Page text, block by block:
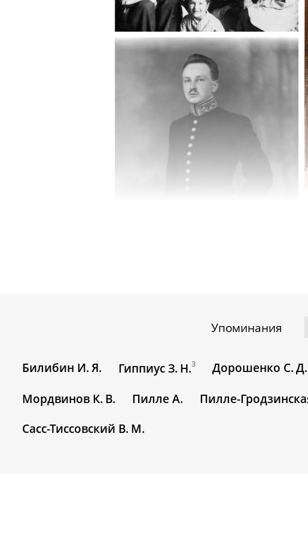
Упоминания
Билибин И. Я. Гиппиус З. Н.3 Дорошенко С. Д.
Мордвинов К. В.
Пилле А. Пилле-
Сасс-Тиссовский В. М.